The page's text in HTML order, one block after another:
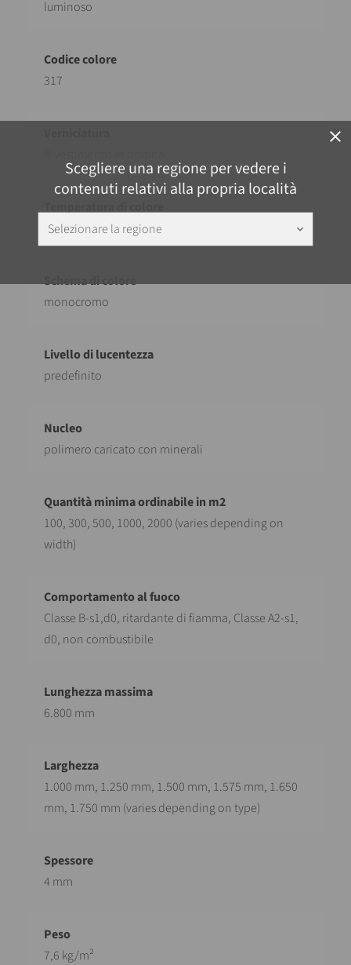
close
Scegliere una regione per vedere i
contenuti relativi alla propria località
Selezionare la regione keyboard_arrow_down
luminoso
317
neutro
monocromo
predefinito
polimero caricato con minerali
100, 300, 500, 1000, 2000 (varies depending on
width)
Classe B-s1,d0, ritardante di fiamma, Classe A2-s1,
d0, non combustibile
6.800 mm
1.000 mm, 1.250 mm, 1.500 mm, 1.575 mm, 1.650
mm, 1.750 mm (varies depending on type)
4 mm
7,6 kg/m²